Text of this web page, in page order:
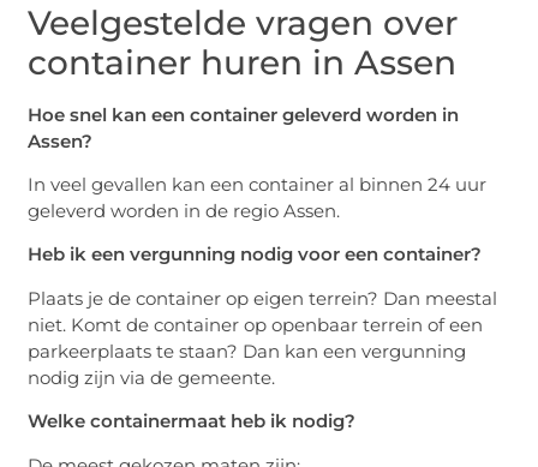
Veelgestelde vragen over
container huren in Assen
Hoe snel kan een container geleverd worden in
Assen?
In veel gevallen kan een container al binnen 24 uur
geleverd worden in de regio Assen.
Heb ik een vergunning nodig voor een container?
Plaats je de container op eigen terrein? Dan meestal
niet. Komt de container op openbaar terrein of een
parkeerplaats te staan? Dan kan een vergunning
nodig zijn via de gemeente.
Welke containermaat heb ik nodig?